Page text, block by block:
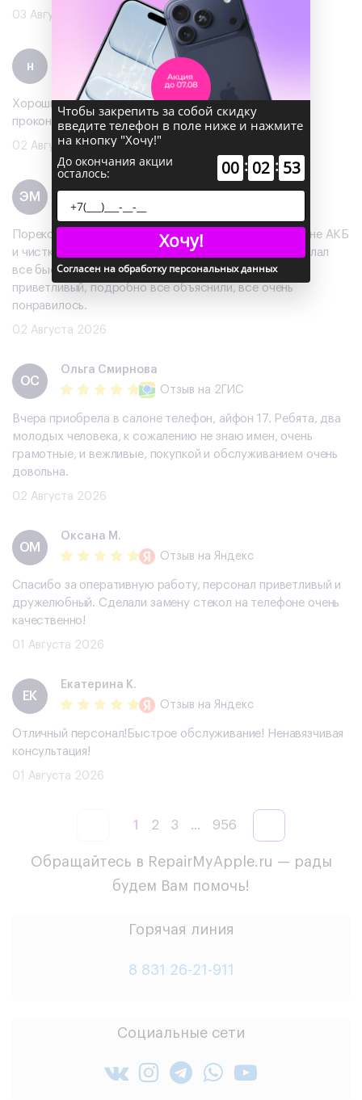
03 Августа 2026
н
некит
Отзыв
на Яндекс
Хороший магазин помогли со скидкой на айфон и
проконсультировали
02 Августа 2026
ЭМ
Порекомендовали обратиться в этот сервис по смене АКБ
и чистке телефона от пыли, специалист Валерий сделал
все быстро и профессионально, персонал очень
приветливый, подробно все объяснили, все очень
понравилось.
02 Августа 2026
ОС
Ольга Смирнова
Отзыв на 2ГИС
Вчера приобрела в салоне телефон, айфон 17. Ребята, два
молодых человека, к сожалению не знаю имен, очень
грамотные, и вежливые, покупкой и обслуживанием очень
довольна.
02 Августа 2026
ОМ
Оксана М.
Отзыв на Яндекс
Спасибо за оперативную работу, персонал приветливый и
дружелюбный. Сделали замену стекол на телефоне очень
качественно!
01 Августа 2026
ЕК
Екатерина К.
Отзыв на Яндекс
Отличный персонал!Быстрое обслуживание! Ненавязчивая
консультация!
01 Августа 2026
1 2 3 ... 956
Обращайтесь в RepairMyApple.ru — рады
будем Вам помочь!
Горячая линия
8 831 26-21-911
Социальные сети
Чтобы закрепить за собой скидку
введите телефон в поле ниже и нажмите
на кнопку "Хочу!"
До окончания акции
осталось: 00 : 02 : 53
Хочу!
Согласен на обработку персональных данных